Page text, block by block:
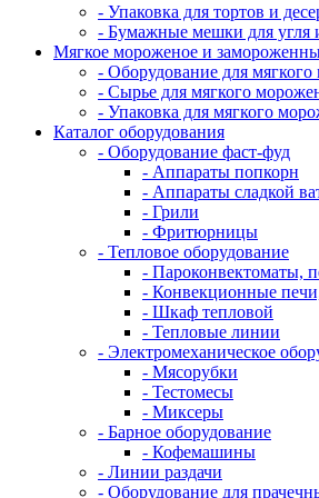
- Упаковка для тортов и
- Бумажные мешки для угля
Мягкое мороженое и
- Оборудование для
- Сырье для мягкого
- Упаковка для мягкого
Каталог оборудования
- Оборудование фаст-фуд
- Аппараты попкорн
- Аппараты сладкой
- Грили
- Фритюрницы
- Тепловое оборудование
- Пароконвектоматы,
- Конвекционные
- Шкаф тепловой
- Тепловые линии
- Электромеханическое
- Мясорубки
- Тестомесы
- Миксеры
- Барное оборудование
- Кофемашины
- Линии раздачи
- Оборудование для